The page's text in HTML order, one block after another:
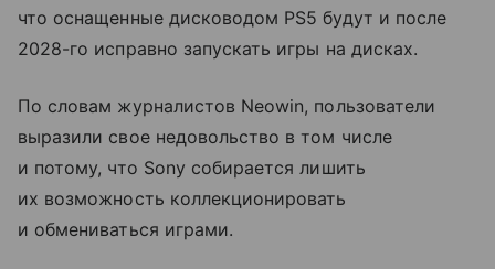
что оснащенные дисководом PS5 будут и после
2028-го исправно запускать игры на дисках.
По словам журналистов Neowin, пользователи
выразили свое недовольство в том числе
и потому, что Sony собирается лишить
их возможность коллекционировать
и обмениваться играми.